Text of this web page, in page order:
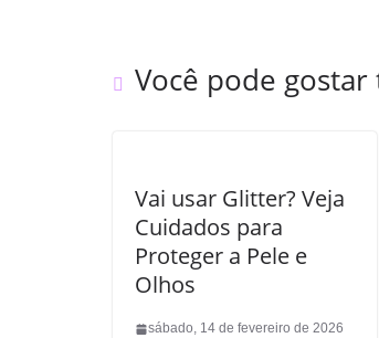
Você pode
Vai usar Glitter? Veja
Cuidados para
Proteger a Pele e
Olhos
sábado, 14 de fevereiro de 2026